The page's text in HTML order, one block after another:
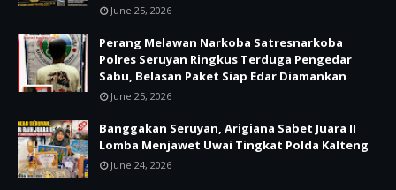
June 25, 2026
Perang Melawan Narkoba Satresnarkoba
Polres Seruyan Ringkus Terduga Pengedar
Sabu, Belasan Paket Siap Edar Diamankan
June 25, 2026
Banggakan Seruyan, Arigiana Sabet Juara II
Lomba Menjawet Uwai Tingkat Polda Kalteng
June 24, 2026